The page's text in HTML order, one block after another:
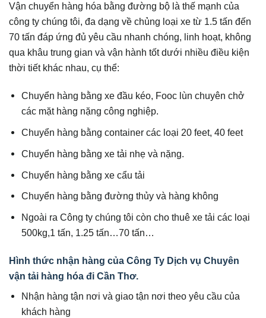
Vận chuyển hàng hóa bằng đường bộ là thế mạnh của
công ty chúng tôi, đa dạng về chủng loại xe từ 1.5 tấn đến
70 tấn đáp ứng đủ yêu cầu nhanh chóng, linh hoạt, không
qua khâu trung gian và vận hành tốt dưới nhiều điều kiện
thời tiết khác nhau, cụ thể:
Chuyển hàng bằng xe đầu kéo, Fooc lùn chuyên chở
các mặt hàng nặng công nghiệp.
Chuyển hàng bằng container các loại 20 feet, 40 feet
Chuyển hàng bằng xe tải nhẹ và nặng.
Chuyển hàng bằng xe cẩu tải
Chuyển hàng bằng đường thủy và hàng không
Ngoài ra Công ty chúng tôi còn cho thuê xe tải các loại
500kg,1 tấn, 1.25 tấn…70 tấn…
Hình thức nhận hàng của Công Ty Dịch vụ Chuyên
vận tải hàng hóa đi Cần Thơ.
Nhận hàng tận nơi và giao tận nơi theo yêu cầu của
khách hàng